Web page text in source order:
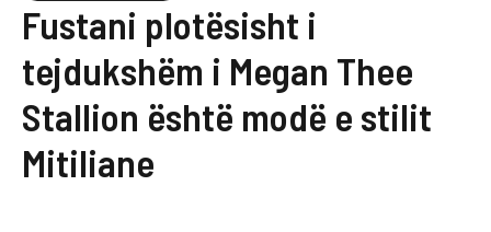
Fustani plotësisht i
tejdukshëm i Megan Thee
Stallion është modë e stilit
Mitiliane